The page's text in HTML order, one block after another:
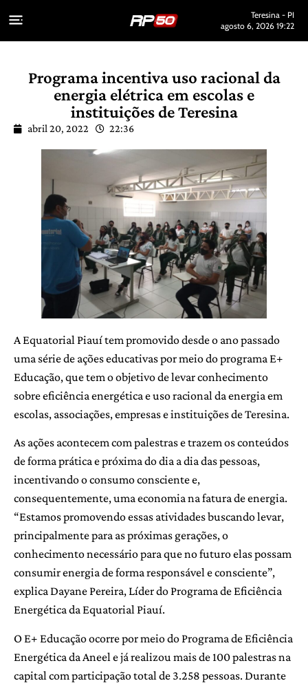
Teresina - PI
agosto 6, 2026 19:22
Programa incentiva uso racional da
energia elétrica em escolas e
instituições de Teresina
abril 20, 2022 22:36
A Equatorial Piauí tem promovido desde o ano passado
uma série de ações educativas por meio do programa E+
Educação, que tem o objetivo de levar conhecimento
sobre eficiência energética e uso racional da energia em
escolas, associações, empresas e instituições de Teresina.
As ações acontecem com palestras e trazem os conteúdos
de forma prática e próxima do dia a dia das pessoas,
incentivando o consumo consciente e,
consequentemente, uma economia na fatura de energia.
“Estamos promovendo essas atividades buscando levar,
principalmente para as próximas gerações, o
conhecimento necessário para que no futuro elas possam
consumir energia de forma responsável e consciente”,
explica Dayane Pereira, Líder do Programa de Eficiência
Energética da Equatorial Piauí.
O E+ Educação ocorre por meio do Programa de Eficiência
Energética da Aneel e já realizou mais de 100 palestras na
capital com participação total de 3.258 pessoas. Durante